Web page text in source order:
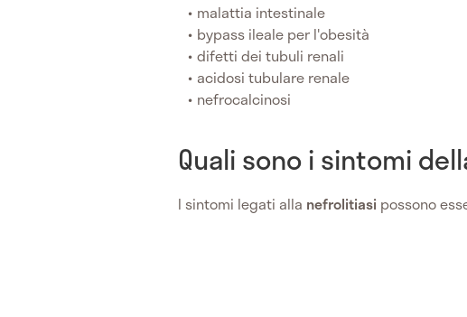
malattia intestinale
bypass ileale per l'obesità
difetti dei tubuli renali
acidosi tubulare renale
nefrocalcinosi
Quali sono i sintomi
I sintomi legati alla nefrolitiasi possono